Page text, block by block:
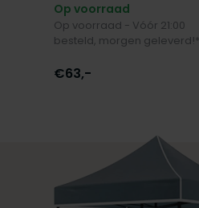
Op voorraad
Op voorraad - Vóór 21:00
besteld, morgen geleverd!*
€63,-